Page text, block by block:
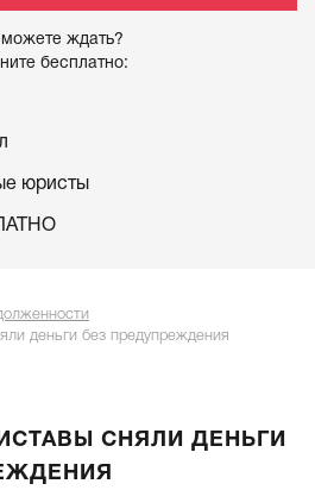
ждать?
бесплатно:
юристы
деньги без предупреждения
СНЯЛИ ДЕНЬГИ